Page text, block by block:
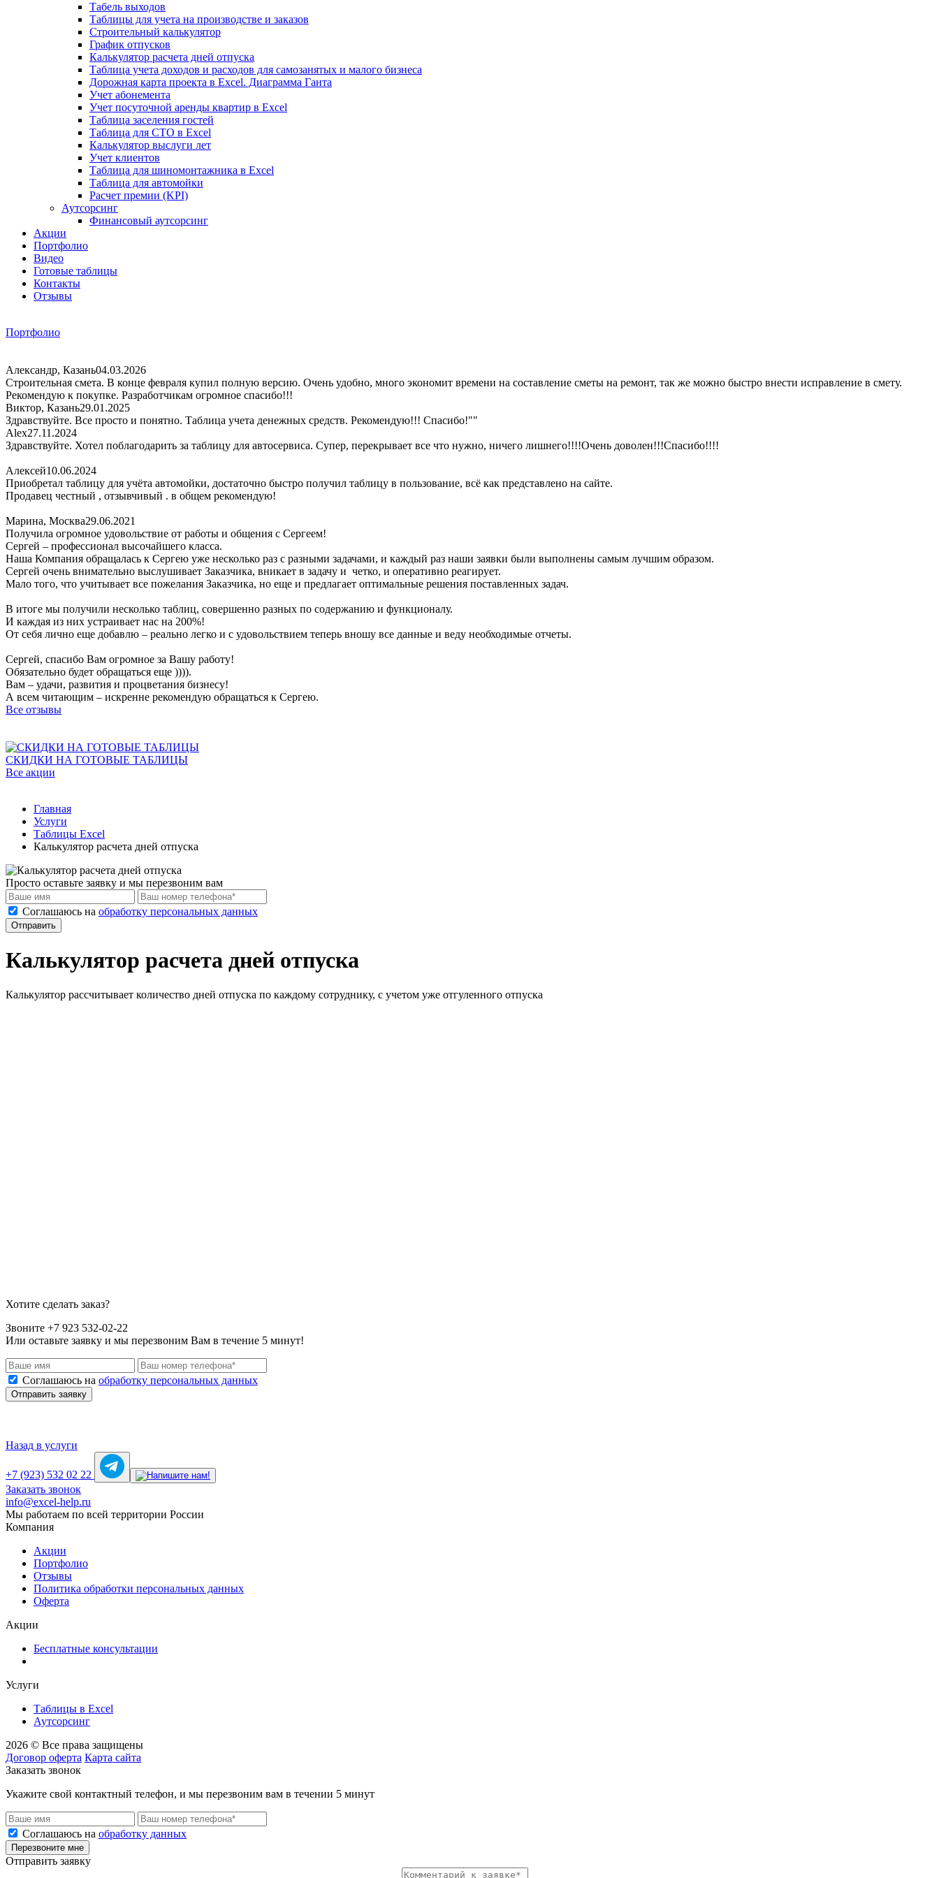
Табель выходов
Таблицы для учета на производстве и заказов
Строительный калькулятор
График отпусков
Калькулятор расчета дней отпуска
Таблица учета доходов и расходов для самозанятых и малого бизнеса
Дорожная карта проекта в Excel. Диаграмма Ганта
Учет абонемента
Учет посуточной аренды квартир в Excel
Таблица заселения гостей
Таблица для СТО в Excel
Калькулятор выслуги лет
Учет клиентов
Таблица для шиномонтажника в Excel
Таблица для автомойки
Расчет премии (KPI)
Аутсорсинг
Финансовый аутсорсинг
Акции
Портфолио
Видео
Готовые таблицы
Контакты
Отзывы
Портфолио
Александр, Казань04.03.2026
Строительная смета. В конце февраля купил полную версию. Очень удобно, много экономит времени на составление сметы на ремонт, так же можно быстро внести исправление в смету.
Рекомендую к покупке. Разработчикам огромное спасибо!!!
Виктор, Казань29.01.2025
Здравствуйте. Все просто и понятно. Таблица учета денежных средств. Рекомендую!!! Спасибо!""
Alex27.11.2024
Здравствуйте. Хотел поблагодарить за таблицу для автосервиса. Супер, перекрывает все что нужно, ничего лишнего!!!!Очень доволен!!!Спасибо!!!!
Алексей10.06.2024
Приобретал таблицу для учёта автомойки, достаточно быстро получил таблицу в пользование, всё как представлено на сайте.
Продавец честный , отзывчивый . в общем рекомендую!
Марина, Москва29.06.2021
Получила огромное удовольствие от работы и общения с Сергеем!
Сергей – профессионал высочайшего класса.
Наша Компания обращалась к Сергею уже несколько раз с разными задачами, и каждый раз наши заявки были выполнены самым лучшим образом.
Сергей очень внимательно выслушивает Заказчика, вникает в задачу и четко, и оперативно реагирует.
Мало того, что учитывает все пожелания Заказчика, но еще и предлагает оптимальные решения поставленных задач.
В итоге мы получили несколько таблиц, совершенно разных по содержанию и функционалу.
И каждая из них устраивает нас на 200%!
От себя лично еще добавлю – реально легко и с удовольствием теперь вношу все данные и веду необходимые отчеты.
Сергей, спасибо Вам огромное за Вашу работу!
Обязательно будет обращаться еще )))).
Вам – удачи, развития и процветания бизнесу!
А всем читающим – искренне рекомендую обращаться к Сергею.
Все отзывы
СКИДКИ НА ГОТОВЫЕ ТАБЛИЦЫ
Все акции
Главная
Услуги
Таблицы Excel
Калькулятор расчета дней отпуска
Просто оставьте заявку и мы перезвоним вам
Соглашаюсь на обработку персональных данных
Отправить
Калькулятор расчета дней отпуска
Калькулятор рассчитывает количество дней отпуска по каждому сотруднику, с учетом уже отгуленного отпуска
Хотите сделать заказ?
Звоните +7 923 532-02-22
Или оставьте заявку и мы перезвоним Вам в течение 5 минут!
Соглашаюсь на обработку персональных данных
Отправить заявку
Назад в услуги
+7 (923) 532 02 22
Заказать звонок
info@excel-help.ru
Мы работаем по всей территории России
Компания
Акции
Портфолио
Отзывы
Политика обработки персональных данных
Оферта
Акции
Бесплатные консультации
Услуги
Таблицы в Excel
Аутсорсинг
2026 © Все права защищены
Договор оферта Карта сайта
Заказать звонок
Укажите свой контактный телефон, и мы перезвоним вам в течении 5 минут
Соглашаюсь на обработку данных
Перезвоните мне
Отправить заявку